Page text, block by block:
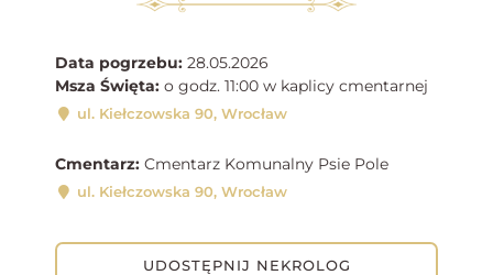
Data pogrzebu: 28.05.2026
Msza Święta: o godz. 11:00 w kaplicy cmentarnej
ul. Kiełczowska 90, Wrocław
Cmentarz: Cmentarz Komunalny Psie Pole
ul. Kiełczowska 90, Wrocław
UDOSTĘPNIJ NEKROLOG